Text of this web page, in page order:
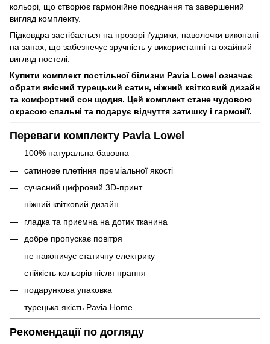
кольорі, що створює гармонійне поєднання та завершений
вигляд комплекту.
Підковдра застібається на прозорі ґудзики, наволочки виконані
на запах, що забезпечує зручність у використанні та охайний
вигляд постелі.
Купити комплект постільної білизни Pavia Lowel означає
обрати якісний турецький сатин, ніжний квітковий дизайн
та комфортний сон щодня. Цей комплект стане чудовою
окрасою спальні та подарує відчуття затишку і гармонії.
Переваги комплекту Pavia Lowel
100% натуральна бавовна
сатинове плетіння преміальної якості
сучасний цифровий 3D-принт
ніжний квітковий дизайн
гладка та приємна на дотик тканина
добре пропускає повітря
не накопичує статичну електрику
стійкість кольорів після прання
подарункова упаковка
турецька якість Pavia Home
Рекомендації по догляду